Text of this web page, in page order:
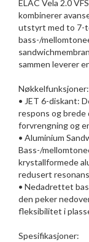
ELAC Vela 2.0
kombinerer
utstyrt med to 7-
bass-/
sammen leverer
Nøkkelfunksjoner:
• JET 6-diskant:
respons og brede
forvrengning og
• Aluminium
Bass-/
krystallformede
redusert
• Nedadrettet
den peker
fleksibilitet i
Spesifikasjoner: